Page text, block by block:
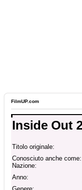
FilmUP.com
Inside Out
Titolo originale:
Conosciuto anche come:
Nazione:
Anno: